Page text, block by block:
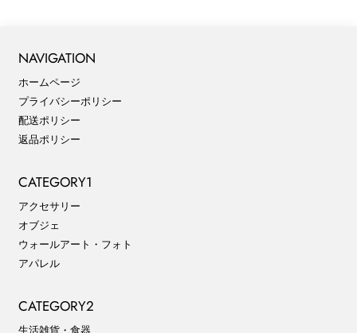
NAVIGATION
ホームページ
プライバシーポリシー
配送ポリシー
返品ポリシー
CATEGORY1
アクセサリー
オブジェ
ウォールアート・フォト
アパレル
CATEGORY2
生活雑貨・食器